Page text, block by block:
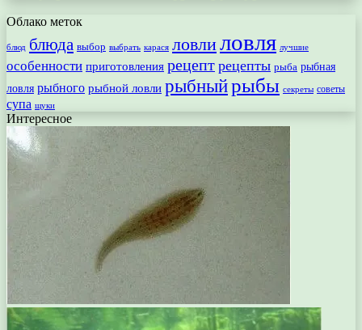
Облако меток
блюд блюда выбор выбрать карася ловлиловля лучшие
особенности приготовления рецепт рецепты рыба рыбная
ловля рыбного рыбной ловли рыбныйрыбы секреты советы
супа щуки
Интересное